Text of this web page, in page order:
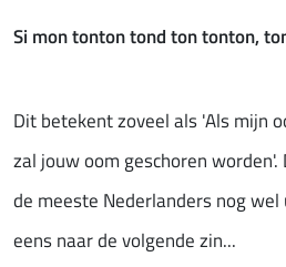
Si mon tonton tond ton tonton,
Dit betekent zoveel als 'Als mijn
zal jouw oom geschoren
de meeste Nederlanders nog
eens naar de volgende zin...